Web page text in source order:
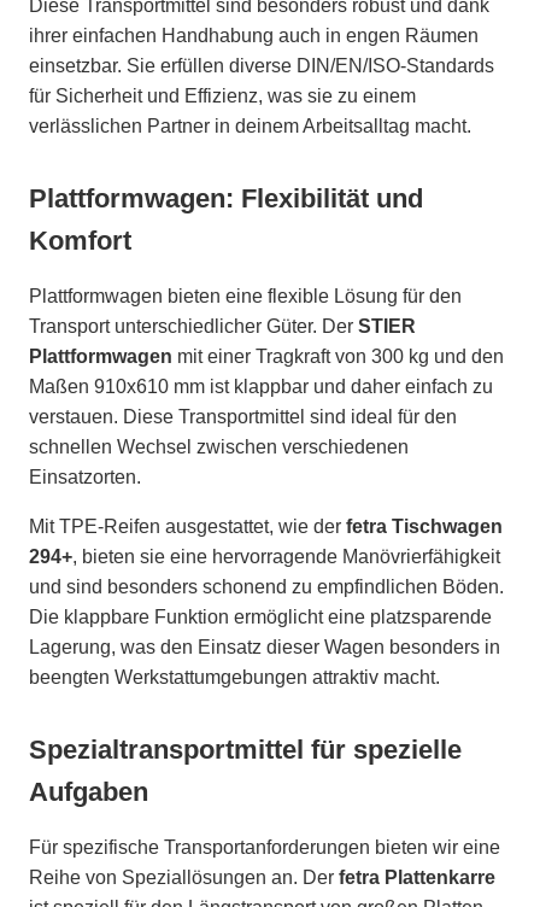
Diese Transportmittel sind besonders robust und dank
ihrer einfachen Handhabung auch in engen Räumen
einsetzbar. Sie erfüllen diverse DIN/EN/ISO-Standards
für Sicherheit und Effizienz, was sie zu einem
verlässlichen Partner in deinem Arbeitsalltag macht.
Plattformwagen: Flexibilität und
Komfort
Plattformwagen bieten eine flexible Lösung für den
Transport unterschiedlicher Güter. Der STIER
Plattformwagen mit einer Tragkraft von 300 kg und den
Maßen 910x610 mm ist klappbar und daher einfach zu
verstauen. Diese Transportmittel sind ideal für den
schnellen Wechsel zwischen verschiedenen
Einsatzorten.
Mit TPE-Reifen ausgestattet, wie der fetra Tischwagen
294+, bieten sie eine hervorragende Manövrierfähigkeit
und sind besonders schonend zu empfindlichen Böden.
Die klappbare Funktion ermöglicht eine platzsparende
Lagerung, was den Einsatz dieser Wagen besonders in
beengten Werkstattumgebungen attraktiv macht.
Spezialtransportmittel für spezielle
Aufgaben
Für spezifische Transportanforderungen bieten wir eine
Reihe von Speziallösungen an. Der fetra Plattenkarre